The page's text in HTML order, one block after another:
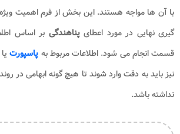
با آن ها مواجه هستند. این بخش از فرم اهمیت
گیری نهایی در مورد اعطایپناهندگی بر اساس
قسمت انجام می شود. اطلاعات مربوط به پاسپورت
نیز باید به دقت وارد شوند تا هیچ گونه ابهامی در
نداشته باشد.